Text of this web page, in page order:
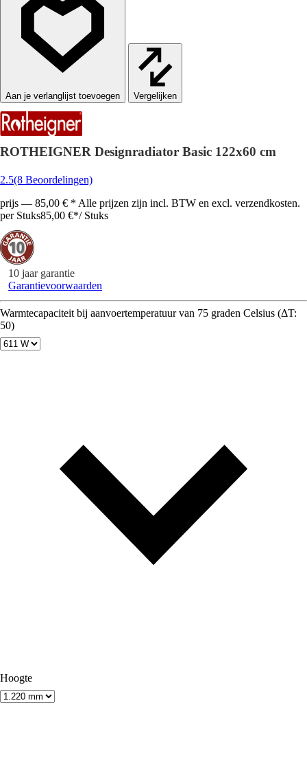
Vergelijken
ROTHEIGNER Designradiator Basic 122x60 cm
2.5(8 Beoordelingen)
prijs — 85,00 € * Alle prijzen zijn incl. BTW en excl. verzendkosten.
per Stuks85,00 €*/ Stuks
10 jaar garantie
Garantievoorwaarden
Warmtecapaciteit bij aanvoertemperatuur van 75 graden Celsius (ΔT:
50)
Hoogte